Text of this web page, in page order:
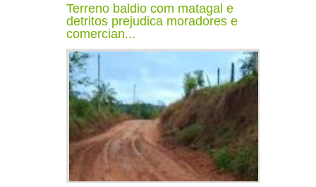
Terreno baldio com matagal e
detritos prejudica moradores e
comercian...